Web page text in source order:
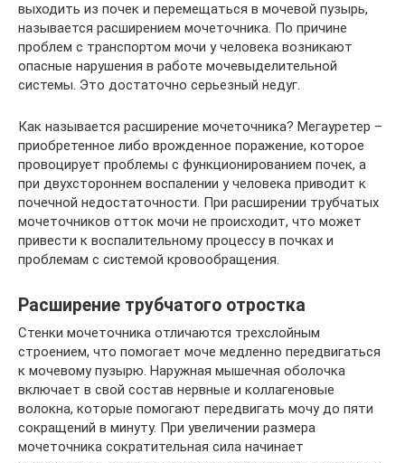
выходить из почек и перемещаться в мочевой пузырь,
называется расширением мочеточника. По причине
проблем с транспортом мочи у человека возникают
опасные нарушения в работе мочевыделительной
системы. Это достаточно серьезный недуг.
Как называется расширение мочеточника? Мегауретер –
приобретенное либо врожденное поражение, которое
провоцирует проблемы с функционированием почек, а
при двухстороннем воспалении у человека приводит к
почечной недостаточности. При расширении трубчатых
мочеточников отток мочи не происходит, что может
привести к воспалительному процессу в почках и
проблемам с системой кровообращения.
Расширение трубчатого отростка
Стенки мочеточника отличаются трехслойным
строением, что помогает моче медленно передвигаться
к мочевому пузырю. Наружная мышечная оболочка
включает в свой состав нервные и коллагеновые
волокна, которые помогают передвигать мочу до пяти
сокращений в минуту. При увеличении размера
мочеточника сократительная сила начинает